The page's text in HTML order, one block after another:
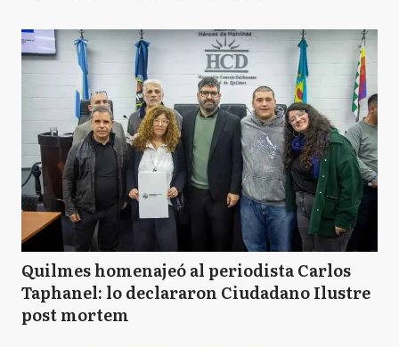
Quilmes homenajeó al periodista Carlos
Taphanel: lo declararon Ciudadano Ilustre
post mortem